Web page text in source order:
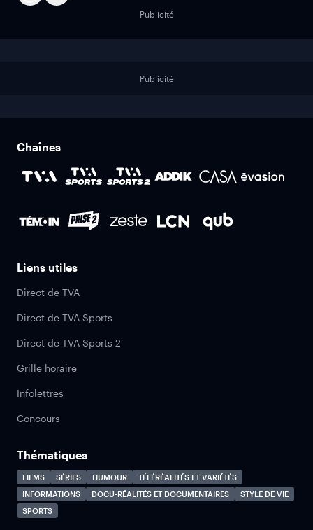
Publicité
Publicité
Chaînes
Liens utiles
Direct de TVA
Direct de TVA Sports
Direct de TVA Sports 2
Grille horaire
Infolettres
Concours
Thématiques
FILMS SÉRIES HUMOUR
TÉLÉRÉALITÉS ET VARIÉTÉS
INFORMATIONS
DOCU-RÉALITÉS ET DOCUMENTAIRES
STYLE DE VIE
SPORTS